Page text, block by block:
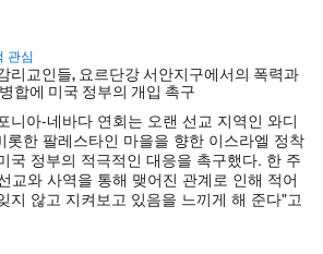
관심
리교인들, 요르단강 서안지구에서의 폭력과
합에 미국 정부의 개입 촉구
니아-네바다 연회는 오랜 선교 지역인 와디
롯한 팔레스타인 마을을 향한 이스라엘 정착
국 정부의 적극적인 대응을 촉구했다. 한 주
교와 사역을 통해 맺어진 관계로 인해 적어
지 않고 지켜보고 있음을 느끼게 해 준다"고